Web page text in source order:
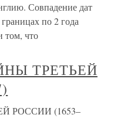
Совпадение дат
по 2 года
том, что
ТРЕТЬЕЙ
РОССИИ (1653–